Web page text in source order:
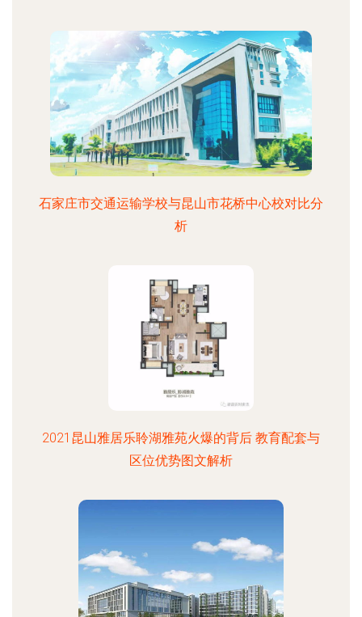
石家庄市交通运输学校与昆山市花桥中心校对比分
析
2021昆山雅居乐聆湖雅苑火爆的背后 教育配套与
区位优势图文解析